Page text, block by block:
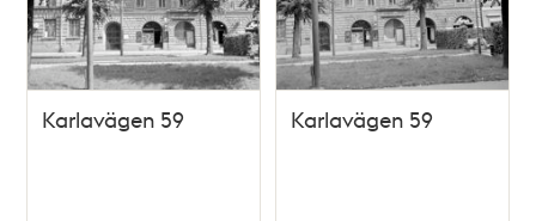
Karlavägen 59 Karlavägen 59